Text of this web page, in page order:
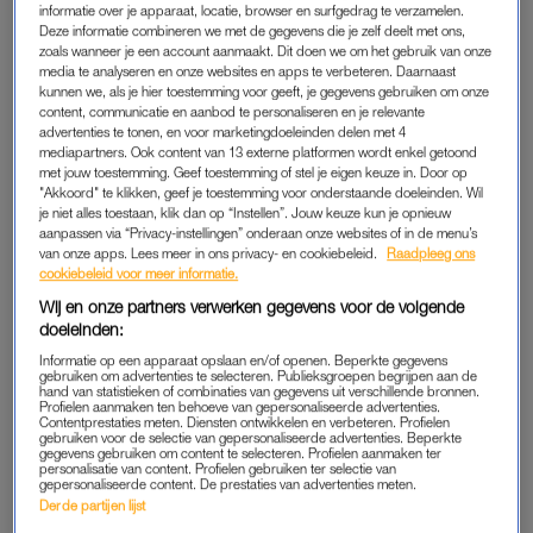
altijd dichtbij.
Djenairo vertelt dat hij pas veel later begreep wat er echt met
zijn moeder was gebeurd. “Ik dacht dat ze in het ziekenhuis
was”, vertelt hij. Het besef dat zijn moeder daadwerkelijk in de
gevangenis zat kwam als een schok, toen hij op negenjarige
leeftijd door een buurvrouw werd ingelicht. “Ik ging dingen
opzoeken en dan kom je je erachter wat er echt gebeurd is.
Dan voel je je wel voorgelogen.”
Deze ontdekking bracht veel verwarring en schaamte met zich
mee. “Dat zulke dingen zijn gevoerd vond ik heftig. Ik dacht
dat ze er nooit meer uit zou komen. Dat het nooit meer zou zijn
zoals vroeger.” Op school zocht Djenairo steun bij een docent
die hem adviseerde om zijn verhaal te delen. Hij vertelt het aan
Yassine, zijn beste vriend. “Hij veroordeelde me niet, alsof er
niks is veranderd. Dat haalt veel druk van je af”, zegt hij.
informatie over je apparaat, locatie, browser en surfgedrag te verzamelen.
Deze informatie combineren we met de gegevens die je zelf deelt met ons,
zoals wanneer je een account aanmaakt. Dit doen we om het gebruik van onze
media te analyseren en onze websites en apps te verbeteren. Daarnaast
kunnen we, als je hier toestemming voor geeft, je gegevens gebruiken om onze
content, communicatie en aanbod te personaliseren en je relevante
advertenties te tonen, en voor marketingdoeleinden delen met 4
mediapartners. Ook content van 13 externe platformen wordt enkel getoond
met jouw toestemming. Geef toestemming of stel je eigen keuze in. Door op
"Akkoord" te klikken, geef je toestemming voor onderstaande doeleinden. Wil
je niet alles toestaan, klik dan op “Instellen”. Jouw keuze kun je opnieuw
aanpassen via “Privacy-instellingen” onderaan onze websites of in de menu’s
van onze apps. Lees meer in ons privacy- en cookiebeleid.
Raadpleeg ons
cookiebeleid voor meer informatie.
Wij en onze partners verwerken gegevens voor de volgende
doeleinden:
Informatie op een apparaat opslaan en/of openen. Beperkte gegevens
gebruiken om advertenties te selecteren. Publieksgroepen begrijpen aan de
hand van statistieken of combinaties van gegevens uit verschillende bronnen.
Profielen aanmaken ten behoeve van gepersonaliseerde advertenties.
Contentprestaties meten. Diensten ontwikkelen en verbeteren. Profielen
gebruiken voor de selectie van gepersonaliseerde advertenties. Beperkte
gegevens gebruiken om content te selecteren. Profielen aanmaken ter
personalisatie van content. Profielen gebruiken ter selectie van
gepersonaliseerde content. De prestaties van advertenties meten.
Derde partijen lijst